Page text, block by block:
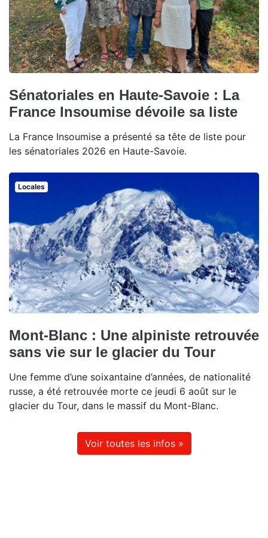
Sénatoriales en Haute-Savoie : La
France Insoumise dévoile sa liste
La France Insoumise a présenté sa tête de liste pour
les sénatoriales 2026 en Haute-Savoie.
Locales
Mont-Blanc : Une alpiniste retrouvée
sans vie sur le glacier du Tour
Une femme d’une soixantaine d’années, de nationalité
russe, a été retrouvée morte ce jeudi 6 août sur le
glacier du Tour, dans le massif du Mont-Blanc.
Voir toutes les infos »